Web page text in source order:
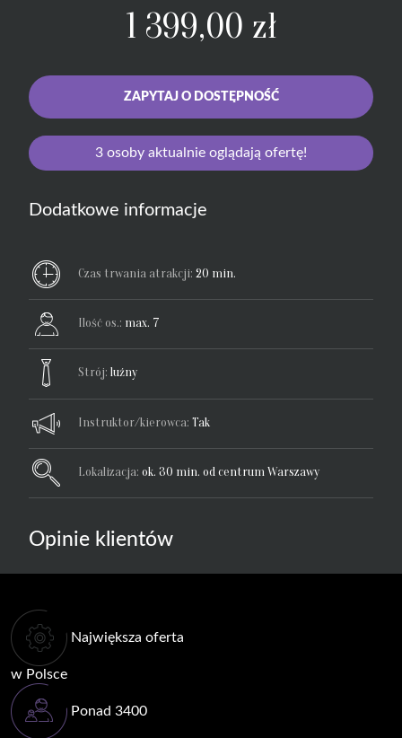
1 399,00 zł
ZAPYTAJ O DOSTĘPNOŚĆ
3 osoby aktualnie oglądają ofertę!
Dodatkowe informacje
Czas trwania atrakcji: 20 min.
Ilość os.: max. 7
Strój: luźny
Instruktor/kierowca: Tak
Lokalizacja: ok. 30 min. od centrum Warszawy
Opinie klientów
Największa oferta
w Polsce
Ponad 3400